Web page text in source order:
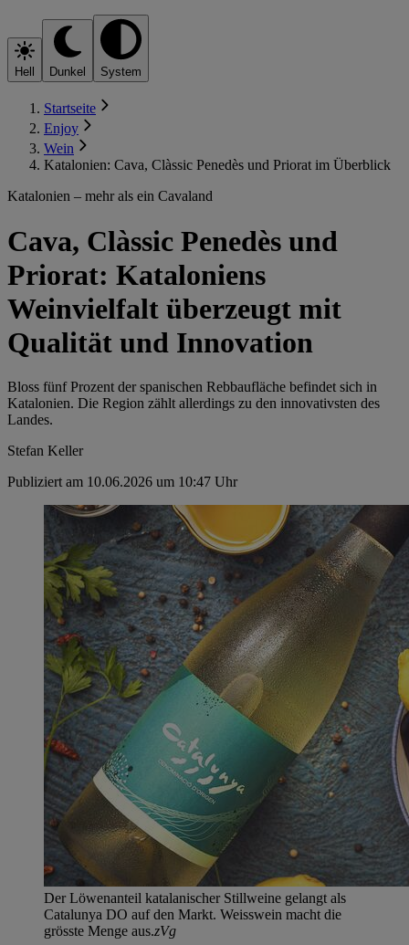
Hell Dunkel System
Startseite
Enjoy
Wein
Katalonien: Cava, Clàssic Penedès und Priorat im Überblick
Katalonien – mehr als ein Cavaland
Cava, Clàssic Penedès und
Priorat: Kataloniens
Weinvielfalt überzeugt mit
Qualität und Innovation
Bloss fünf Prozent der spanischen Rebbaufläche befindet sich in
Katalonien. Die Region zählt allerdings zu den innovativsten des
Landes.
Stefan Keller
Publiziert am 10.06.2026 um 10:47 Uhr
Der Löwenanteil katalanischer Stillweine gelangt als
Catalunya DO auf den Markt. Weisswein macht die
grösste Menge aus.zVg